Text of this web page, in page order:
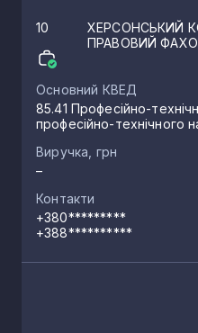
10
ХЕРСОНСЬКИЙ
ПРАВОВИЙ
Основний КВЕД
85.41 Професійно-
професійно-технічного
Виручка, грн
–
Контакти
+380*********
+388**********